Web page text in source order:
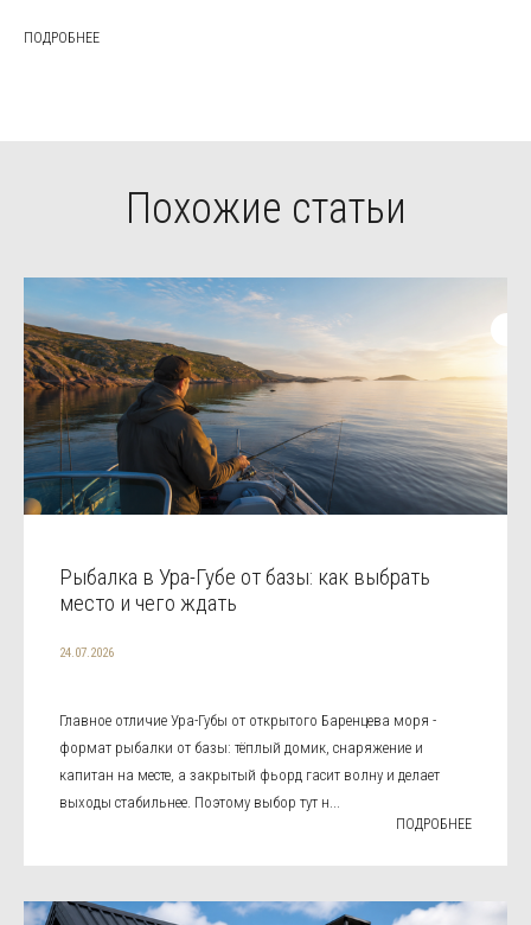
ПОДРОБНЕЕ
Похожие статьи
Рыбалка в Ура-Губе от базы: как выбрать
место и чего ждать
24.07.2026
Главное отличие Ура-Губы от открытого Баренцева моря -
формат рыбалки от базы: тёплый домик, снаряжение и
капитан на месте, а закрытый фьорд гасит волну и делает
выходы стабильнее. Поэтому выбор тут н...
ПОДРОБНЕЕ